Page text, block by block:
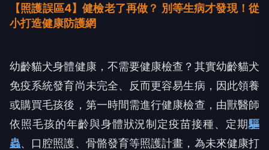
【照護誤區4】健檢老了再做？ 別等生病才發現！從
小打造健康防護網
幼齡貓犬身體健康，不需要健康檢查？其實幼齡貓犬
免疫系統發育尚未完全、反而更容易生病，因此領養
或購買毛孩後，第一時間需進行健康檢查，由獸醫師
依照毛孩的年齡與身體狀況制定疫苗接種、定期驅
蟲、口腔照護、骨骼發育等照護計畫，為未來健康打